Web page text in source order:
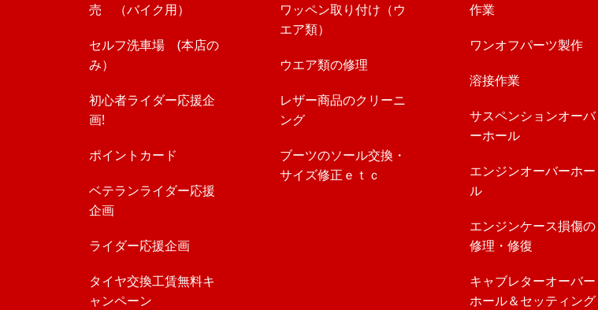
売 （バイク用）
セルフ洗車場 (本店の
み）
初心者ライダー応援企
画!
ポイントカード
ベテランライダー応援
企画
ライダー応援企画
タイヤ交換工賃無料キ
ャンペーン
ワッペン取り付け（ウ
エア類）
ウエア類の修理
レザー商品のクリーニ
ング
ブーツのソール交換・
サイズ修正ｅｔｃ
作業
ワンオフパーツ製作
溶接作業
サスペンションオーバ
ーホール
エンジンオーバーホー
ル
エンジンケース損傷の
修理・修復
キャブレターオーバー
ホール＆セッティング